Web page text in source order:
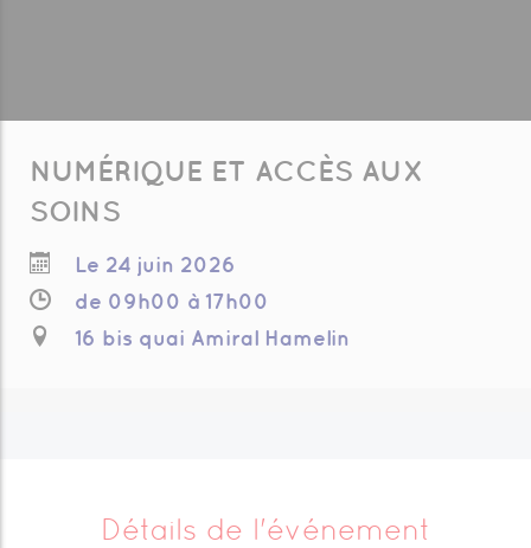
NUMÉRIQUE ET ACCÈS AUX
SOINS
Le 24 juin 2026
de 09h00 à 17h00
16 bis quai Amiral Hamelin
Détails de l'événement